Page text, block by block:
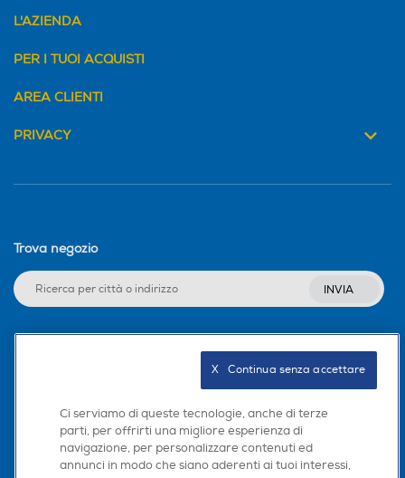
L'AZIENDA
PER I TUOI ACQUISTI
AREA CLIENTI
PRIVACY
Trova negozio
INVIA
Scarica la nostra app
Ci serviamo di queste tecnologie, anche di terze
parti, per offrirti una migliore esperienza di
navigazione, per personalizzare contenuti ed
annunci in modo che siano aderenti ai tuoi interessi,
X   Continua senza accettare